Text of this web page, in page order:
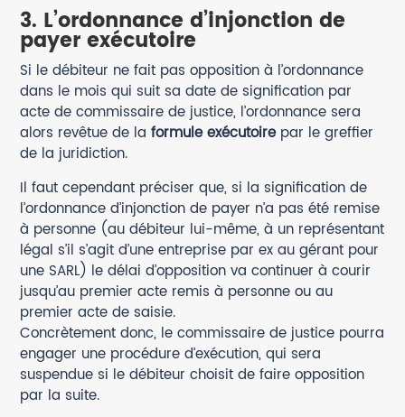
3. L’ordonnance d’injonction de
payer exécutoire
Si le débiteur ne fait pas opposition à l’ordonnance
dans le mois qui suit sa date de signification par
acte de commissaire de justice, l’ordonnance sera
alors revêtue de laformule exécutoirepar le greffier
de la juridiction.
Il faut cependant préciser que, si la signification de
l’ordonnance d’injonction de payer n’a pas été remise
à personne (au débiteur lui-même, à un représentant
légal s’il s’agit d’une entreprise par ex au gérant pour
une SARL) le délai d’opposition va continuer à courir
jusqu’au premier acte remis à personne ou au
premier acte de saisie.
Concrètement donc, le commissaire de justice pourra
engager une procédure d’exécution, qui sera
suspendue si le débiteur choisit de faire opposition
par la suite.